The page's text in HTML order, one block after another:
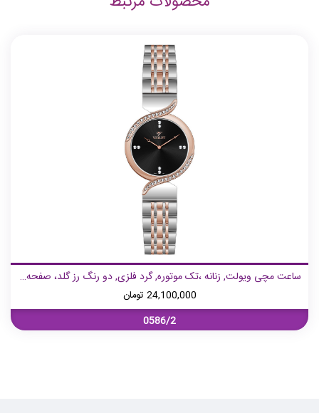
ساعت مچی ویولت, زنانه ،تک موتوره, گرد فلزی, دو رنگ رز گلد، صفحه مشکی
24,100,000 تومان
0586/2